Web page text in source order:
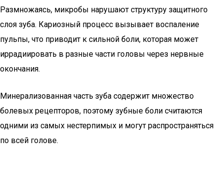
Размножаясь, микробы нарушают структуру защитного
слоя зуба. Кариозный процесс вызывает воспаление
пульпы, что приводит к сильной боли, которая может
иррадиировать в разные части головы через нервные
окончания.
Минерализованная часть зуба содержит множество
болевых рецепторов, поэтому зубные боли считаются
одними из самых нестерпимых и могут распространяться
по всей голове.